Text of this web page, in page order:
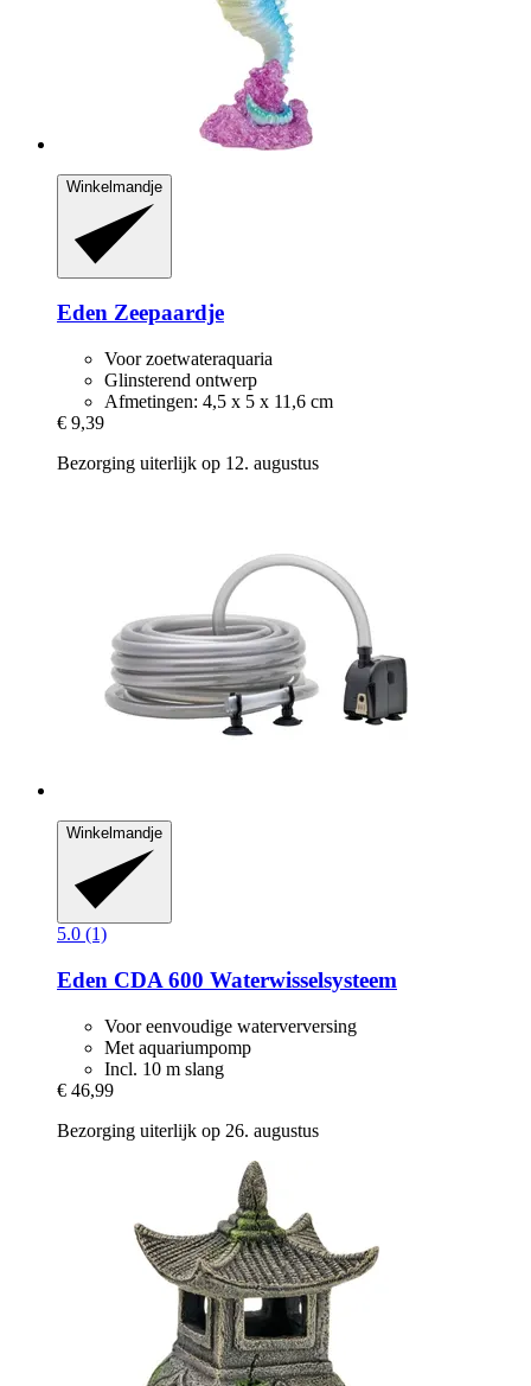
Winkelmandje
Eden Zeepaardje
Voor zoetwateraquaria
Glinsterend ontwerp
Afmetingen: 4,5 x 5 x 11,6 cm
€ 9,39
Bezorging uiterlijk op 12. augustus
Winkelmandje
5.0 (1)
Eden CDA 600 Waterwisselsysteem
Voor eenvoudige waterverversing
Met aquariumpomp
Incl. 10 m slang
€ 46,99
Bezorging uiterlijk op 26. augustus